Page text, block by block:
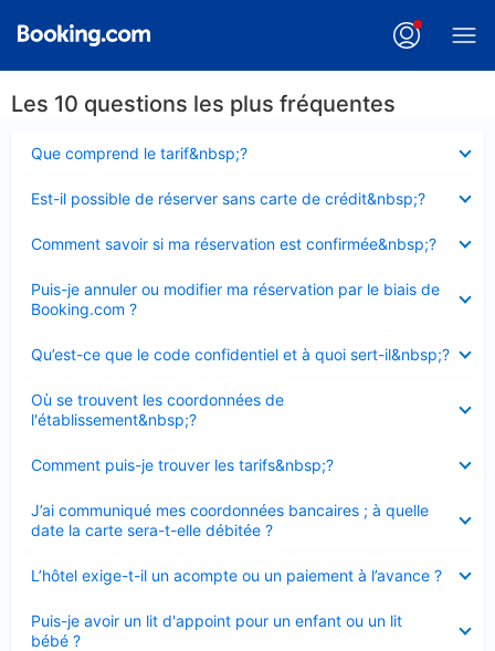
Les 10 questions les plus fréquentes
Que comprend le tarif&nbsp;?
fermé
Est-il possible de réserver sans carte de crédit&nbsp;?
fermé
Comment savoir si ma réservation est confirmée&nbsp;?
fermé
Puis-je annuler ou modifier ma réservation par le biais de
Booking.com ?
fermé
Qu’est-ce que le code confidentiel et à quoi sert-il&nbsp;?
fermé
Où se trouvent les coordonnées de
l'établissement&nbsp;?
fermé
Comment puis-je trouver les tarifs&nbsp;?
fermé
J’ai communiqué mes coordonnées bancaires ; à quelle
date la carte sera-t-elle débitée ?
fermé
L’hôtel exige-t-il un acompte ou un paiement à l’avance ?
fermé
Puis-je avoir un lit d'appoint pour un enfant ou un lit
bébé ?
fermé